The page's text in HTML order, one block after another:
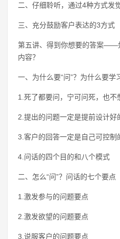
二、仔细聆听，通过4种方式发
三、充分鼓励客户表达的3方式
第五讲、得到你想要的答案——
内容？
一、为什么要“问”？为什么要学
1.死了都要问，宁可问死，也不
2.提出的问题一定是提前设计好
3.客户的回答一定是自己可控制
4.问话的四个目的和八个模式
二、怎么“问”？问话的七个要点
1.激发参与的问题要点
2.激发欲望的问题要点
3.说服客户的问题要点